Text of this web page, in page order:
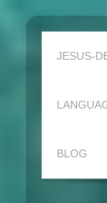
JESUS-
BLOG